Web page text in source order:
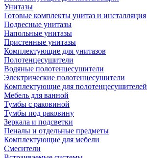
Унитазы
Готовые комплекты унитаз и инсталляция
Подвесные унитазы
Напольные унитазы
Пристенные унитазы
Комплектующие для унитазов
Полотенцесушители
Водяные полотенцесушители
Электрические полотенцесушители
Комплектующие для полотенцесушителей
Мебель для ванной
Тумбы с раковиной
Тумбы под раковину
Зеркала и подсветки
Пеналы и отдельные предметы
Комплектующие для мебели
Смесители